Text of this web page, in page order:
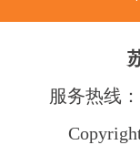
服务热线